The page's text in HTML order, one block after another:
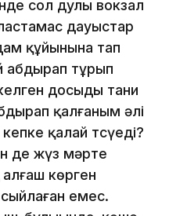
сол дулы вокзал
дауыстар
құйынына тап
абдырап тұрып
досыңды тани
қалғаным әлі
қалай тсүеді?
де жүз мәрте
көрген
емес.